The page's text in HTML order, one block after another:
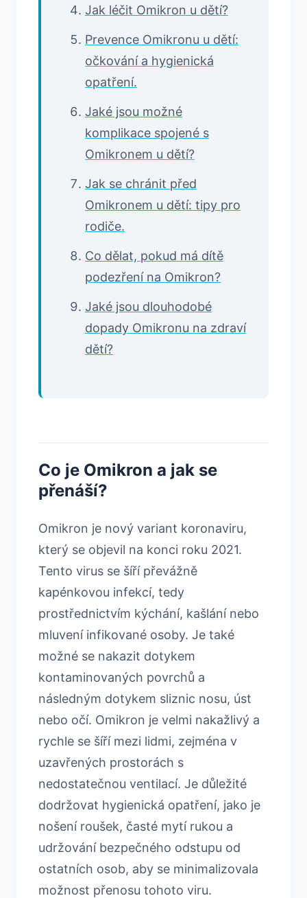
Jak léčit Omikron u dětí?
Prevence Omikronu u dětí:
očkování a hygienická
opatření.
Jaké jsou možné
komplikace spojené s
Omikronem u dětí?
Jak se chránit před
Omikronem u dětí: tipy pro
rodiče.
Co dělat, pokud má dítě
podezření na Omikron?
Jaké jsou dlouhodobé
dopady Omikronu na zdraví
dětí?
Co je Omikron a jak se
přenáší?
Omikron je nový variant koronaviru,
který se objevil na konci roku 2021.
Tento virus se šíří převážně
kapénkovou infekcí, tedy
prostřednictvím kýchání, kašlání nebo
mluvení infikované osoby. Je také
možné se nakazit dotykem
kontaminovaných povrchů a
následným dotykem sliznic nosu, úst
nebo očí. Omikron je velmi nakažlivý a
rychle se šíří mezi lidmi, zejména v
uzavřených prostorách s
nedostatečnou ventilací. Je důležité
dodržovat hygienická opatření, jako je
nošení roušek, časté mytí rukou a
udržování bezpečného odstupu od
ostatních osob, aby se minimalizovala
možnost přenosu tohoto viru.